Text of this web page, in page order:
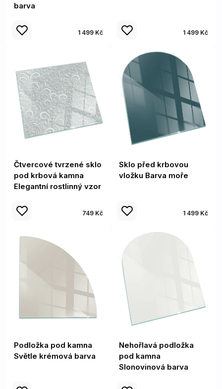
barva
1 499 Kč 1 499 Kč
Čtvercové tvrzené sklo
pod krbová kamna
Elegantní rostlinný vzor
749 Kč
Sklo před krbovou
vložku Barva moře
1 499 Kč
Podložka pod kamna
Světle krémová barva
Nehořlavá podložka
pod kamna
Slonovinová barva